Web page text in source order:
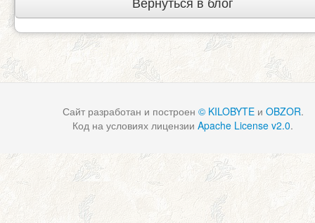
Сайт разработан и построен © KILOBYTEи OBZOR.
Код на условиях лицензии Apache License v2.0.